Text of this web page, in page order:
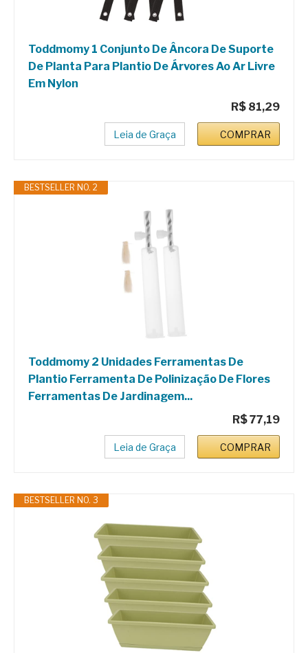
Toddmomy 1 Conjunto De Âncora De Suporte
De Planta Para Plantio De Árvores Ao Ar Livre
Em Nylon
R$ 81,29
Leia de Graça COMPRAR
BESTSELLER NO. 2
Toddmomy 2 Unidades Ferramentas De
Plantio Ferramenta De Polinização De Flores
Ferramentas De Jardinagem...
R$ 77,19
Leia de Graça COMPRAR
BESTSELLER NO. 3